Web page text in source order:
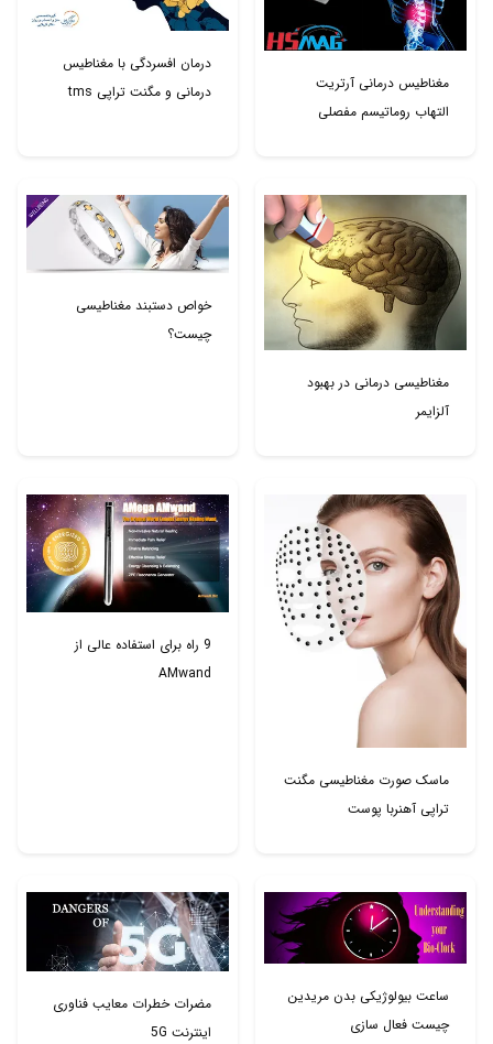
مغناطیس درمانی آرتریت
التهاب روماتیسم مفصلی
درمان افسردگی با مغناطیس
درمانی و مگنت تراپی tms
مغناطیسی درمانی در بهبود
آلزایمر
خواص دستبند مغناطیسی
چیست؟
ماسک صورت مغناطیسی مگنت
تراپی آهنربا پوست
9 راه برای استفاده عالی از
AMwand
ساعت بیولوژیکی بدن مریدین
چیست فعال سازی
مضرات خطرات معایب فناوری
اینترنت 5G